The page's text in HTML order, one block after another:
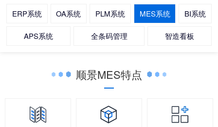
ERP系统 OA系统 PLM系统 MES系统 BI系统
APS系统 全条码管理 智造看板
顺景MES特点